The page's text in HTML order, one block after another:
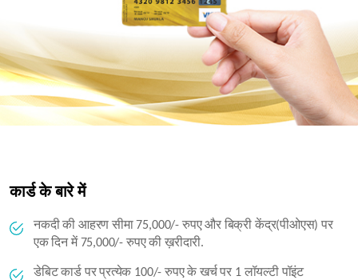
कार्ड के बारे में
नकदी की आहरण सीमा 75,000/- रुपए और बिक्री केंद्र(पीओएस) पर
एक दिन में 75,000/- रुपए की ख़रीदारी.
डेबिट कार्ड पर प्रत्येक 100/- रुपए के खर्च पर 1 लॉयल्टी पॉइंट